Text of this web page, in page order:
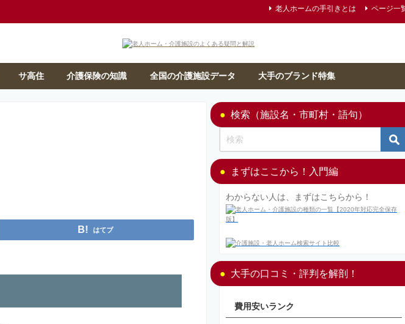
老人ホームの手引きとは ページ一
サ高住 介護保険の知識 全国の介護施設データ 大手のブランド特集
はてブ
検索（施設名・市町村・語句）
まずはここから！入門編
わからない人は、まずはこちらから！
大手の口コミ・評判を解剖！
費用安いランク